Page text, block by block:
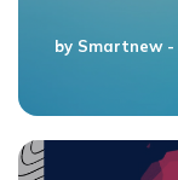
by Smartnew